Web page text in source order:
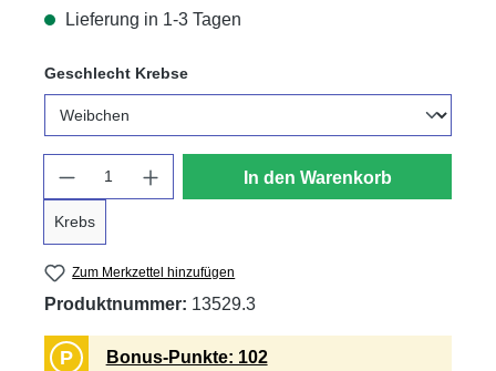
Lieferung in 1-3 Tagen
Geschlecht Krebseauswählen
Krebs
In den Warenkorb
Zum Merkzettel hinzufügen
Produktnummer: 13529.3
P Bonus-Punkte: 102